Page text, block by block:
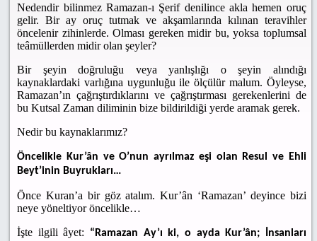
Nedendir bilinmez Ramazan-ı Şerif denilince akla hemen oruç
gelir. Bir ay oruç tutmak ve akşamlarında kılınan teravihler
öncelenir zihinlerde. Olması gereken midir bu, yoksa toplumsal
teâmüllerden midir olan şeyler?
Bir şeyin doğruluğu veya yanlışlığı o şeyin alındığı
kaynaklardaki varlığına uygunluğu ile ölçülür malum. Öyleyse,
Ramazan’ın çağrıştırdıklarını ve çağrıştırması gerekenlerini de
bu Kutsal Zaman diliminin bize bildirildiği yerde aramak gerek.
Nedir bu kaynaklarımız?
Öncelikle Kur’ân ve O’nun ayrılmaz eşi olan Resul ve Ehli
Beyt’inin Buyrukları…
Önce Kuran’a bir göz atalım. Kur’ân ‘Ramazan’ deyince bizi
neye yöneltiyor öncelikle…
İşte ilgili âyet: “Ramazan Ay’ı ki, o ayda Kur’ân; İnsanları